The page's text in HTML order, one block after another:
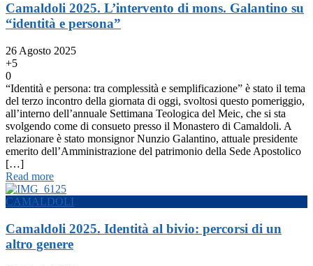
Camaldoli 2025. L’intervento di mons. Galantino su
“identità e persona”
26 Agosto 2025
+5
0
“Identità e persona: tra complessità e semplificazione” è stato il tema
del terzo incontro della giornata di oggi, svoltosi questo pomeriggio,
all’interno dell’annuale Settimana Teologica del Meic, che si sta
svolgendo come di consueto presso il Monastero di Camaldoli. A
relazionare è stato monsignor Nunzio Galantino, attuale presidente
emerito dell’Amministrazione del patrimonio della Sede Apostolico
[…]
Read more
CAMALDOLI
Camaldoli 2025. Identità al bivio: percorsi di un
altro genere